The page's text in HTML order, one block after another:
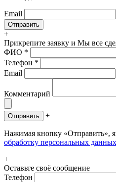
Email
+
Прикрепите заявку и Мы все
ФИО *
Телефон *
Email
Комментарий
Отправить +
Нажимая кнопку «Отправить», я
обработку персональных данных
+
Оставьте своё сообщение
Телефон